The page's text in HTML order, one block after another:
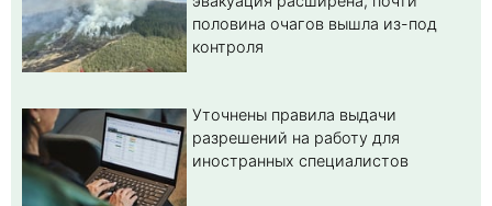
половина очагов вышла из-под
контроля
Уточнены правила выдачи
разрешений на работу для
иностранных специалистов